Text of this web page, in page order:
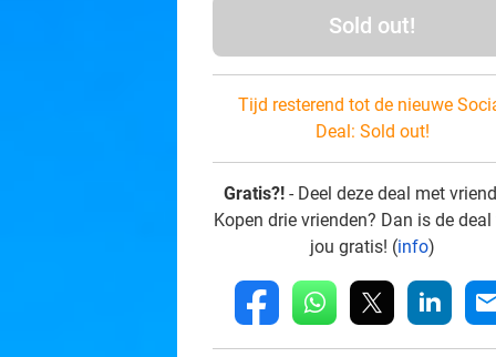
Sold out!
Tijd resterend tot de nieuwe
Deal: Sold out!
Gratis?! - Deel deze deal met
Kopen drie vrienden? Dan is de
jou gratis! (info)
fb whatsapp linkedin